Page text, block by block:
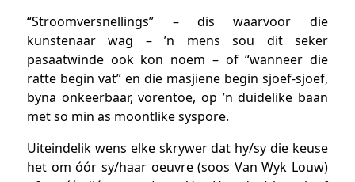
“Stroomversnellings” – dis waarvoor die
kunstenaar wag – ’n mens sou dit seker
pasaatwinde ook kon noem – of “wanneer die
ratte begin vat” en die masjiene begin sjoef-sjoef,
byna onkeerbaar, vorentoe, op ’n duidelike baan
met so min as moontlike syspore.
Uiteindelik wens elke skrywer dat hy/sy die keuse
het om óór sy/haar oeuvre (soos Van Wyk Louw)